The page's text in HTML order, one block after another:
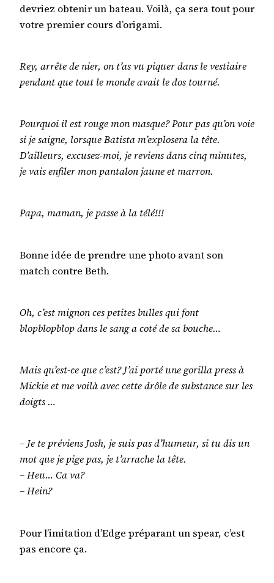
devriez obtenir un bateau. Voilà, ça sera tout pour
votre premier cours d’origami.
Rey, arrête de nier, on t’as vu piquer dans le vestiaire
pendant que tout le monde avait le dos tourné.
Pourquoi il est rouge mon masque? Pour pas qu’on voie
si je saigne, lorsque Batista m’explosera la tête.
D’ailleurs, excusez-moi, je reviens dans cinq minutes,
je vais enfiler mon pantalon jaune et marron.
Papa, maman, je passe à la télé!!!
Bonne idée de prendre une photo avant son
match contre Beth.
Oh, c’est mignon ces petites bulles qui font
blopblopblop dans le sang a coté de sa bouche…
Mais qu’est-ce que c’est? J’ai porté une gorilla press à
Mickie et me voilà avec cette drôle de substance sur les
doigts …
– Je te préviens Josh, je suis pas d’humeur, si tu dis un
mot que je pige pas, je t’arrache la tête.
– Heu… Ca va?
– Hein?
Pour l’imitation d’Edge préparant un spear, c’est
pas encore ça.